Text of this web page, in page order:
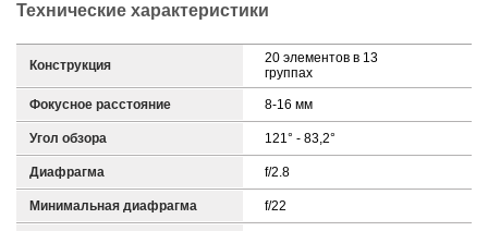
Технические характеристики
Конструкция
20 элементов в 13
группах
Фокусное расстояние 8-16 мм
Угол обзора 121° - 83,2°
Диафрагма f/2.8
Минимальная диафрагма f/22